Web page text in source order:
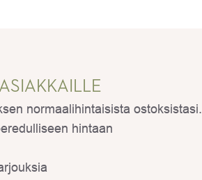
normaalihintaisista ostoksistasi.
hintaan